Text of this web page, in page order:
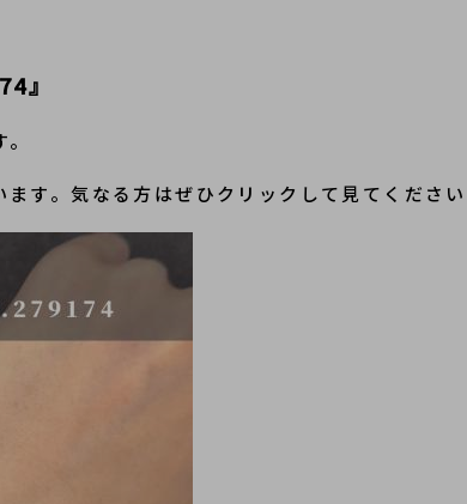
』
す。気なる方はぜひクリックして見てくださ